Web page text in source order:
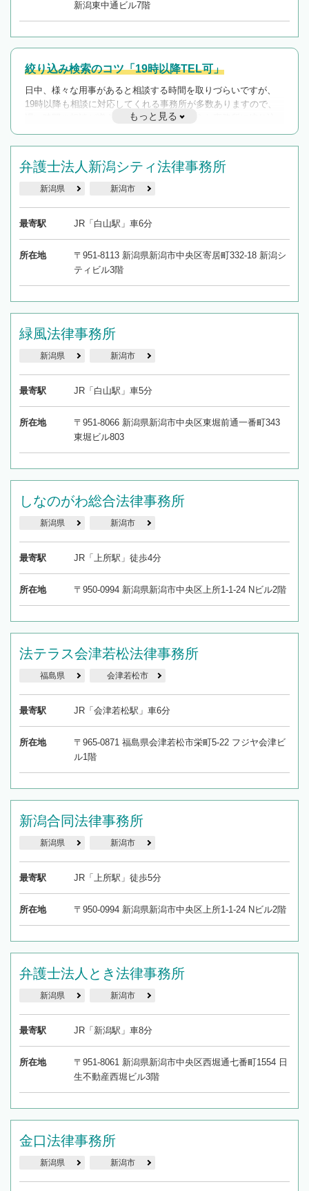
新潟東中通ビル7階
絞り込み検索のコツ「19時以降TEL可」
日中、様々な用事があると相談する時間を取りづらいですが、
19時以降も相談に対応してくれる事務所が多数ありますので、
遅い時間の相談が増えそうな場合はそのような事務所に絞り込
んで検索してみましょう。
を加えて再検索
もっと見る
弁護士法人新潟シティ法律事務所
新潟県 新潟市
最寄駅 JR「白山駅」車6分
所在地
〒951-8113 新潟県新潟市中央区寄居町332-18 新潟シ
ティビル3階
緑風法律事務所
新潟県 新潟市
最寄駅 JR「白山駅」車5分
所在地
〒951-8066 新潟県新潟市中央区東堀前通一番町343
東堀ビル803
しなのがわ総合法律事務所
新潟県 新潟市
最寄駅 JR「上所駅」徒歩4分
所在地 〒950-0994 新潟県新潟市中央区上所1-1-24 Nビル2階
法テラス会津若松法律事務所
福島県 会津若松市
最寄駅 JR「会津若松駅」車6分
所在地
〒965-0871 福島県会津若松市栄町5-22 フジヤ会津ビ
ル1階
新潟合同法律事務所
新潟県 新潟市
最寄駅 JR「上所駅」徒歩5分
所在地 〒950-0994 新潟県新潟市中央区上所1-1-24 Nビル2階
弁護士法人とき法律事務所
新潟県 新潟市
最寄駅 JR「新潟駅」車8分
所在地
〒951-8061 新潟県新潟市中央区西堀通七番町1554 日
生不動産西堀ビル3階
金口法律事務所
新潟県 新潟市